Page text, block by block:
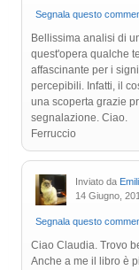
Segnala questo
Bellissima analisi di
quest'opera qualche
affascinante per i
percepibili. Infatti, il
una scoperta grazie
segnalazione. Ciao.
Ferruccio
Inviato da
14 Giugno,
Segnala questo
Ciao Claudia. Trovo
Anche a me il libro è